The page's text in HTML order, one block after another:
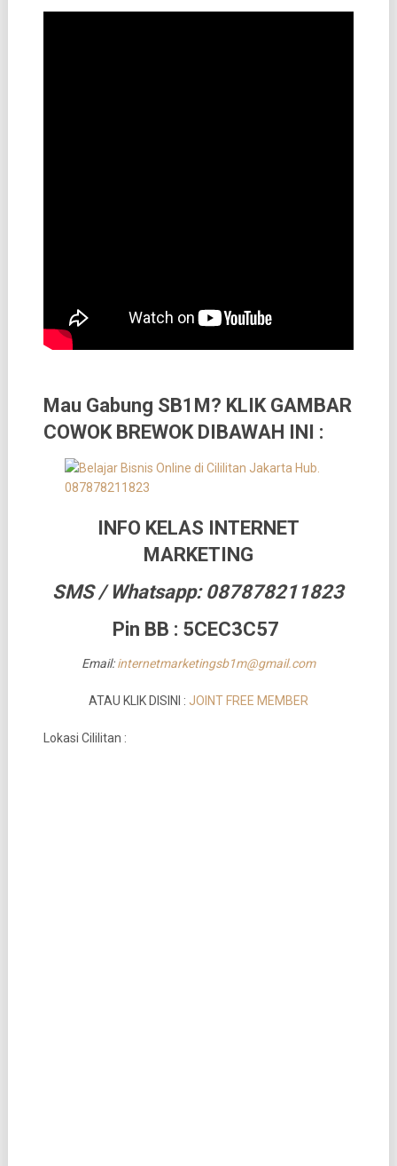
Mau Gabung SB1M? KLIK GAMBAR
COWOK BREWOK DIBAWAH INI :
INFO KELAS INTERNET
MARKETING
SMS / Whatsapp: 087878211823
Pin BB : 5CEC3C57
Email:internetmarketingsb1m@gmail.com
ATAU KLIK DISINI : JOINT FREE MEMBER
Lokasi Cililitan :